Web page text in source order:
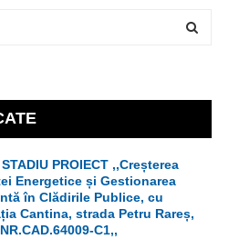
E
A
C
PROIECT ,,Creșterea
Energetice și Gestionarea
în Clădirile Publice, cu
Cantina, strada Petru Rareș,
C1,,